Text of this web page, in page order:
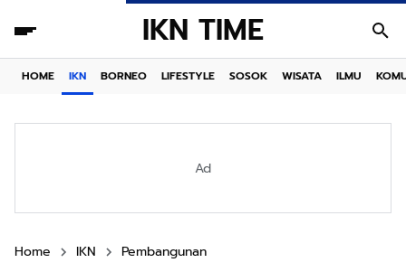
IKN TIME
HOME IKN BORNEO LIFESTYLE SOSOK WISATA ILMU
Ad
Home IKN Pembangunan